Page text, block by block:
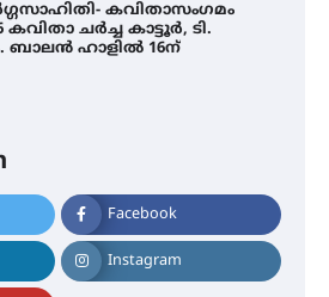
കവിതാസംഗമം
കവിതാ ചർച്ച കാട്ടൂർ, ടി.
ബാലൻ ഹാളിൽ 16ന്
Facebook
Instagram